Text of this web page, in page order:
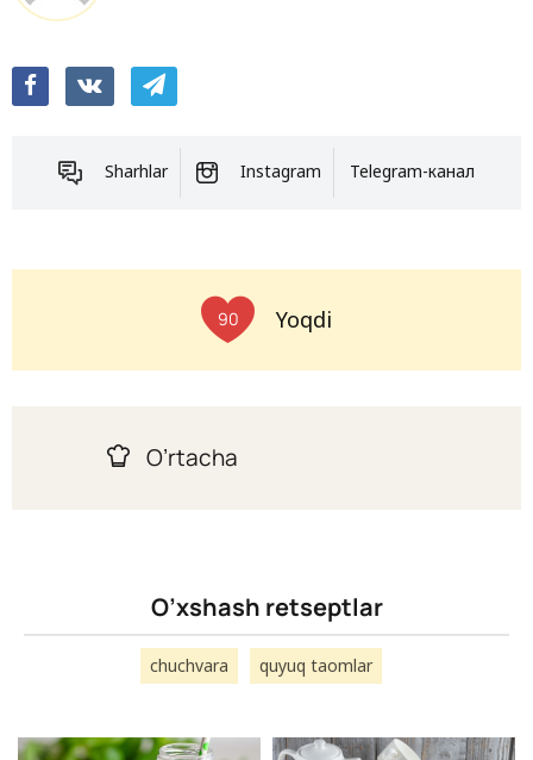
Sharhlar Instagram Telegram-канал
90 Yoqdi
O’rtacha
O’xshash retseptlar
chuchvara quyuq taomlar